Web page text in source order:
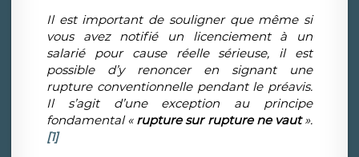
Il est important de souligner que même si
vous avez notifié un licenciement à un
salarié pour cause réelle sérieuse, il est
possible d’y renoncer en signant une
rupture conventionnelle pendant le préavis.
Il s’agit d’une exception au principe
fondamental « rupture sur rupture ne vaut».
[1]